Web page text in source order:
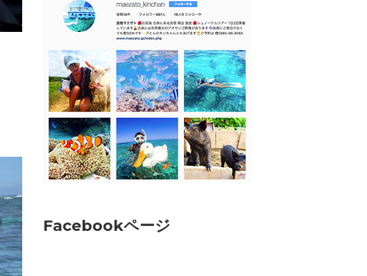
Facebookページ